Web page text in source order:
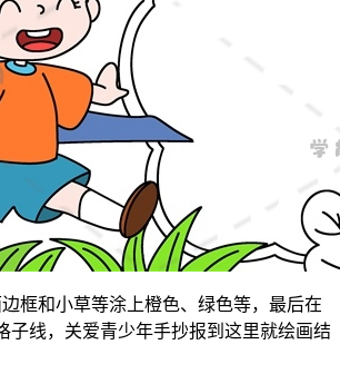
和小草等涂上橙色、绿色等，最后在
子线，关爱青少年手抄报到这里就绘画结